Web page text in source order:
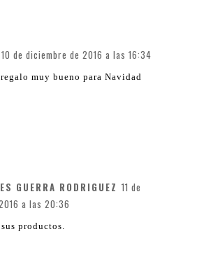
10 de diciembre de 2016 a las 16:34
muy bueno para Navidad
GUERRA RODRIGUEZ 11 de
a las 20:36
productos.